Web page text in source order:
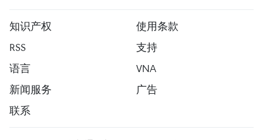
知识产权
使用条款
RSS
支持
语言
VNA
新闻服务
广告
联系